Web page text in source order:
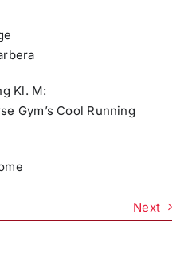
Kl. M:
Gym’s Cool Running
Next